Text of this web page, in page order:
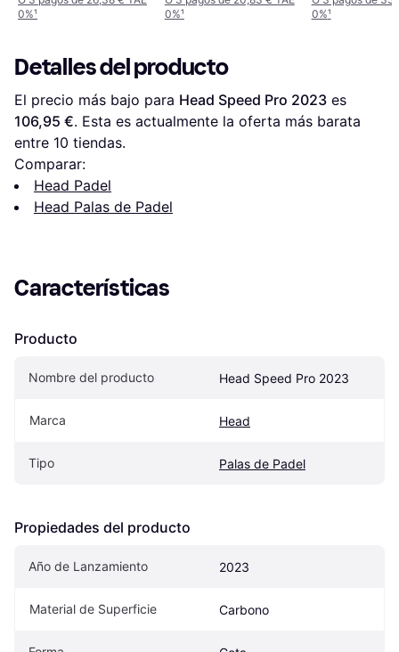
0%¹
0%¹
0%¹
Detalles del producto
El precio más bajo para Head Speed Pro 2023
106,95 €. Esta es actualmente la oferta más barata
entre 10 tiendas.
Comparar:
Head Padel
Head Palas de Padel
Características
Producto
Nombre del producto Head Speed Pro 2023
Marca Head
Tipo Palas de Padel
Propiedades del producto
Año de Lanzamiento 2023
Material de Superficie Carbono